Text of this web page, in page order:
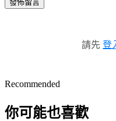
發佈留言
請先 登
Recommended
你可能也喜歡